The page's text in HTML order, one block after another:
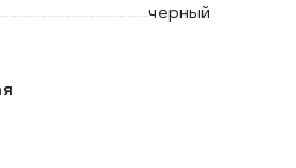
черный